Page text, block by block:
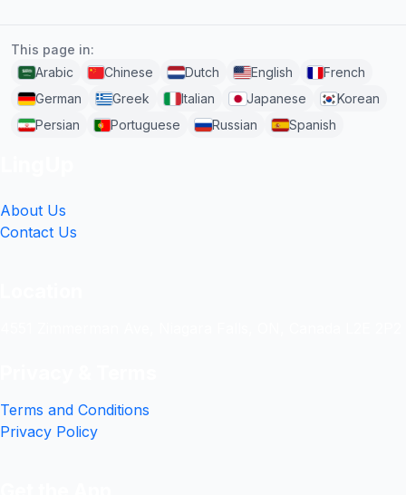
This page in:
Arabic
Chinese Dutch English
French
German
Greek Italian Japanese
Korean
Persian
Portuguese Russian Spanish
About Us
Contact Us
Terms and Conditions
Privacy Policy